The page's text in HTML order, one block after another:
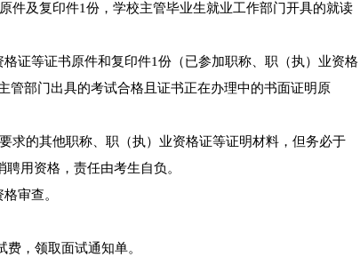
件及复印件1份，学校主管毕业生就业工作部门开具的就读
证等证书原件和复印件1份（已参加职称、职（执）业资格
管部门出具的考试合格且证书正在办理中的书面证明原
求的其他职称、职（执）业资格证等证明材料，但务必于
用资格，责任由考生自负。
审查。
，领取面试通知单。